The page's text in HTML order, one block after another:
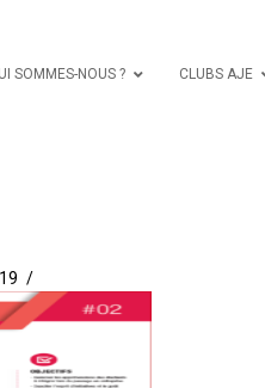
SOMMES-NOUS ? CLUBS AJE